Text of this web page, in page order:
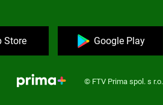
Store Google Play
© FTV Prima spol. s r.o.